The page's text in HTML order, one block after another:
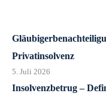
Privatinsolvenz
5. Juli 2026
Insolvenzbetrug –